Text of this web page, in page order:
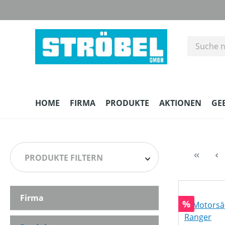
HOME FIRMA PRODUKTE AKTIONEN
PRODUKTE FILTERN
HERSTELLER
Firma Rabatt
%